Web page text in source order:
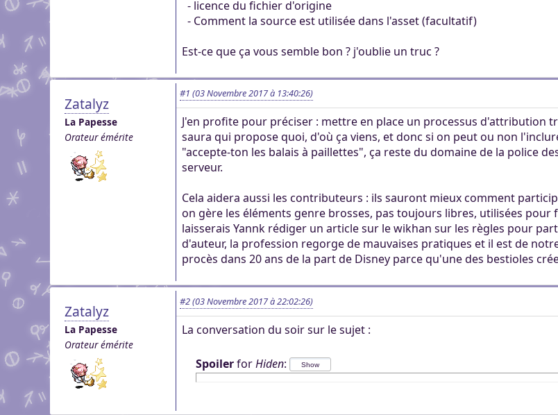
- licence du fichier d'origine
- Comment la source est utilisée dans l'asset (facultatif)
Est-ce que ça vous semble bon ? j'oublie un truc ?
Zatalyz
La Papesse
Orateur émérite
#1 (03 Novembre 2017 à 13:40:26)
J'en profite pour préciser : mettre en place un processus d'attribution
saura qui propose quoi, d'où ça viens, et donc si on peut ou non
"accepte-ton les balais à paillettes", ça reste du domaine de la police
serveur.
Cela aidera aussi les contributeurs : ils sauront mieux comment
on gère les éléments genre brosses, pas toujours libres, utilisées pour
laisserais Yannk rédiger un article sur le wikhan sur les règles pour
d'auteur, la profession regorge de mauvaises pratiques et il est de
procès dans 20 ans de la part de Disney parce qu'une des bestioles
Zatalyz
La Papesse
Orateur émérite
#2(03 Novembre 2017 à 22:02:26)
La conversation du soir sur le sujet :
SpoilerforHiden: